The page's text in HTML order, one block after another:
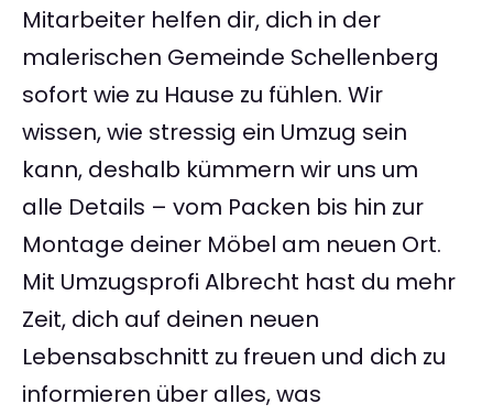
Mitarbeiter helfen dir, dich in der
malerischen Gemeinde Schellenberg
sofort wie zu Hause zu fühlen. Wir
wissen, wie stressig ein Umzug sein
kann, deshalb kümmern wir uns um
alle Details – vom Packen bis hin zur
Montage deiner Möbel am neuen Ort.
Mit Umzugsprofi Albrecht hast du mehr
Zeit, dich auf deinen neuen
Lebensabschnitt zu freuen und dich zu
informieren über alles, was